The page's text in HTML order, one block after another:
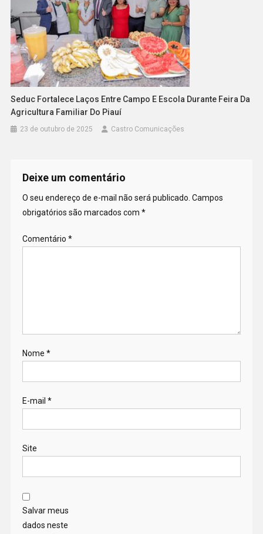
Seduc Fortalece Laços Entre Campo E Escola Durante Feira Da
Agricultura Familiar Do Piauí
23 de outubro de 2025 Castro Comunicações
Deixe um comentário
O seu endereço de e-mail não será publicado. Campos
obrigatórios são marcados com *
Comentário *
Nome *
E-mail *
Site
Salvar meus
dados neste